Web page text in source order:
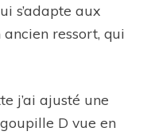
s’adapte aux
ancien ressort, qui
j’ai ajusté une
D vue en